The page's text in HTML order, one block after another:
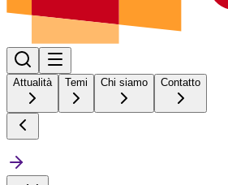
Attualità Temi Chi siamo Contatto